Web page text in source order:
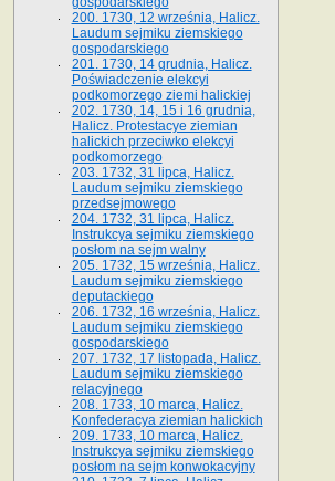
200. 1730, 12 września, Halicz.
Laudum sejmiku ziemskiego
gospodarskiego
201. 1730, 14 grudnia, Halicz.
Poświadczenie elekcyi
podkomorzego ziemi halickiej
202. 1730, 14, 15 i 16 grudnia,
Halicz. Protestacye ziemian
halickich przeciwko elekcyi
podkomorzego
203. 1732, 31 lipca, Halicz.
Laudum sejmiku ziemskiego
przedsejmowego
204. 1732, 31 lipca, Halicz.
Instrukcya sejmiku ziemskiego
posłom na sejm walny
205. 1732, 15 września, Halicz.
Laudum sejmiku ziemskiego
deputackiego
206. 1732, 16 września, Halicz.
Laudum sejmiku ziemskiego
gospodarskiego
207. 1732, 17 listopada, Halicz.
Laudum sejmiku ziemskiego
relacyjnego
208. 1733, 10 marca, Halicz.
Konfederacya ziemian halickich­
209. 1733, 10 marca, Halicz.
Instrukcya sejmiku ziemskiego
posłom na sejm konwokacyjny